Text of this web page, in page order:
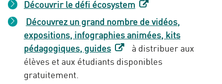
Découvrir le défi écosystem
Découvrez un grand nombre de vidéos,
expositions, infographies animées, kits
pédagogiques, guides
à distribuer aux
élèves et aux étudiants disponibles
gratuitement.